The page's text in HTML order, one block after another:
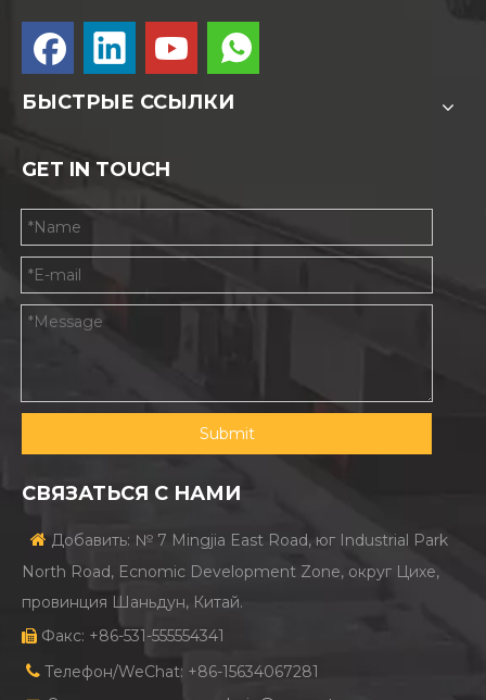
БЫСТРЫЕ ССЫЛКИ
GET IN TOUCH
Submit
СВЯЗАТЬСЯ С НАМИ
 Добавить: № 7 Mingjia East Road, юг Industrial Park
North Road, Ecnomic Development Zone, округ Цихе,
провинция Шаньдун, Китай.
 Факс: +86-531-555554341
 Телефон/WeChat: +86-15634067281